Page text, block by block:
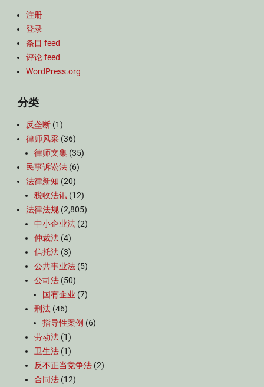
注册
登录
条目 feed
评论 feed
WordPress.org
分类
反垄断 (1)
律师风采 (36)
律师文集 (35)
民事诉讼法 (6)
法律新知 (20)
税收法讯 (12)
法律法规 (2,805)
中小企业法 (2)
仲裁法 (4)
信托法 (3)
公共事业法 (5)
公司法 (50)
国有企业 (7)
刑法 (46)
指导性案例 (6)
劳动法 (1)
卫生法 (1)
反不正当竞争法 (2)
合同法 (12)